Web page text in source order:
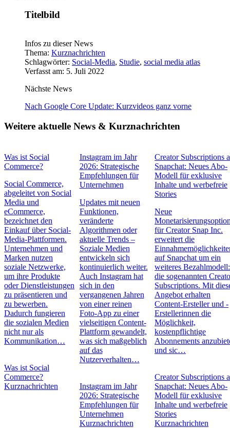
Titelbild
Infos zu dieser News
Thema: Kurznachrichten
Schlagwörter: Social-Media, Studie, social media atlas
Verfasst am: 5. Juli 2022
Nächste News
Nach Google Core Update: Kurzvideos ganz vorne
Weitere aktuelle News & Kurznachrichten
Was ist Social
Commerce?
Social Commerce,
abgeleitet von Social
Media und
eCommerce,
bezeichnet den
Einkauf über Social-
Media-Plattformen.
Unternehmen und
Marken nutzen
soziale Netzwerke,
um ihre Produkte
oder Dienstleistungen
zu präsentieren und
zu bewerben.
Dadurch fungieren
die sozialen Medien
nicht nur als
Kommunikation…
Was ist Social
Commerce?
Kurznachrichten
Instagram im Jahr
2026: Strategische
Empfehlungen für
Unternehmen
Updates mit neuen
Funktionen,
veränderte
Algorithmen oder
aktuelle Trends –
Soziale Medien
entwickeln sich
kontinuierlich weiter.
Auch Instagram hat
sich in den
vergangenen Jahren
von einer reinen
Foto-App zu einer
vielseitigen Content-
Plattform gewandelt,
was sich maßgeblich
auf das
Nutzerverhalten…
Instagram im Jahr
2026: Strategische
Empfehlungen für
Unternehmen
Kurznachrichten
Creator Subscriptions
Snapchat: Neues Abo-
Modell für exklusive
Inhalte und werbefreie
Stories
Neue
für Creator Snap Inc.
erweitert die
auf Snapchat um ein
weiteres Bezahlmodell:
die sogenannten
Subscriptions. Mit
Angebot erhalten
Content-Ersteller und -
Erstellerinnen die
Möglichkeit,
kostenpflichtige
Abonnements
und sic…
Creator Subscriptions
Snapchat: Neues Abo-
Modell für exklusive
Inhalte und werbefreie
Stories
Kurznachrichten